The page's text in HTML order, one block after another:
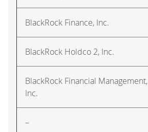
BlackRock Finance, Inc.
BlackRock Holdco 2, Inc.
BlackRock Financial Management,
Inc.
–